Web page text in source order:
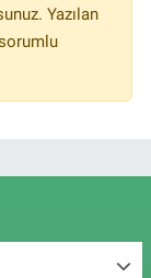
Yazılan